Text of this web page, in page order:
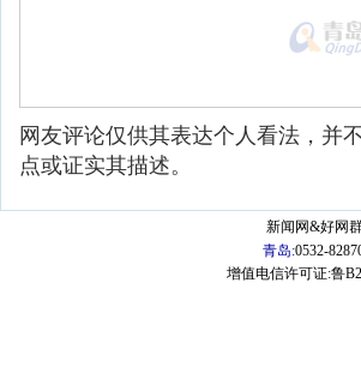
网友评论仅供其表达个人看法，并
点或证实其描述。